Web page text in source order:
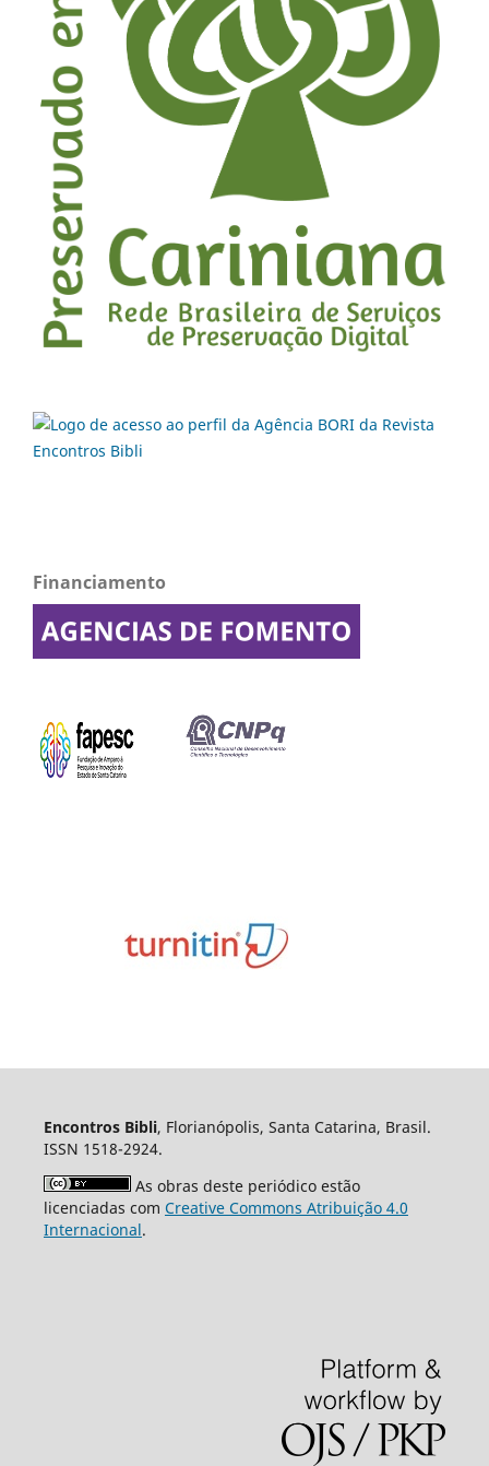
Financiamento
Encontros Bibli, Florianópolis, Santa Catarina, Brasil.
ISSN 1518-2924.
As obras deste periódico estão
licenciadas com Creative Commons Atribuição 4.0
Internacional.